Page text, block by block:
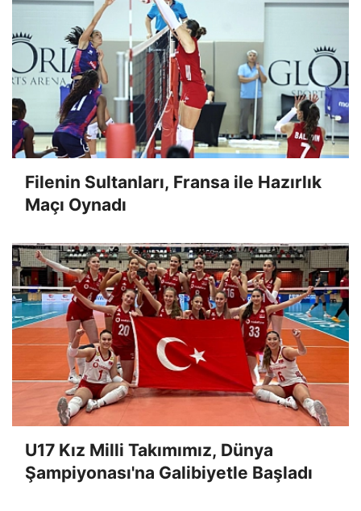
Filenin Sultanları, Fransa ile Hazırlık
Maçı Oynadı
U17 Kız Milli Takımımız, Dünya
Şampiyonası'na Galibiyetle Başladı